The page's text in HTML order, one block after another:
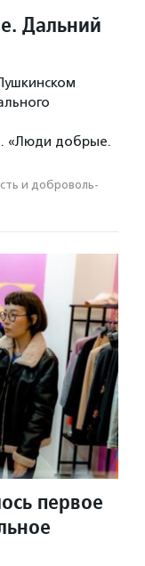
Дальний
«Люди добрые.
и доброволь­
первое